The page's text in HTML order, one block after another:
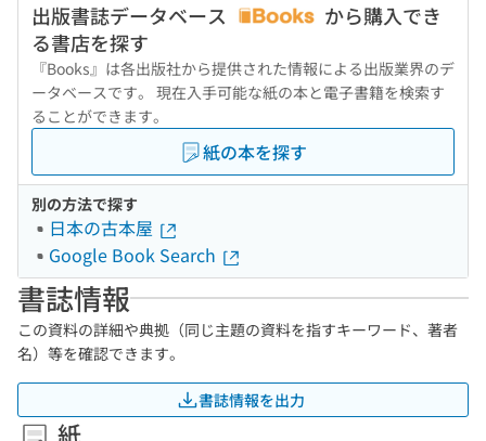
出版書誌データベース
から購入でき
る書店を探す
『Books』は各出版社から提供された情報による出版業界のデ
ータベースです。 現在入手可能な紙の本と電子書籍を検索す
ることができます。
紙の本を探す
別の方法で探す
日本の古本屋
Google Book Search
書誌情報
この資料の詳細や典拠（同じ主題の資料を指すキーワード、著者
名）等を確認できます。
書誌情報を出力
紙